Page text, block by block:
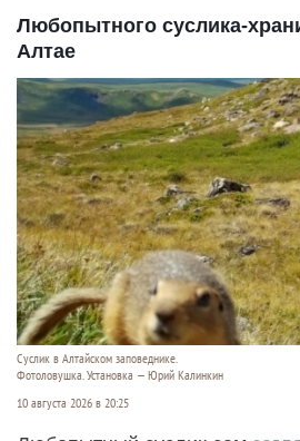
Любопытного суслика-
Алтае
Суслик в Алтайском заповеднике.
Фотоловушка. Установка — Юрий Калинкин
10 августа 2026 в 20:25